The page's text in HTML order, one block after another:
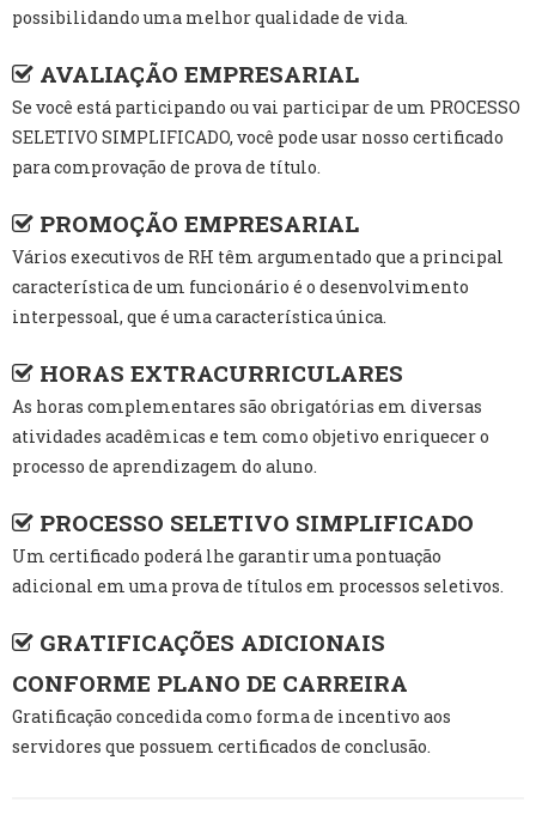
possibilidando uma melhor qualidade de vida.
AVALIAÇÃO EMPRESARIAL
Se você está participando ou vai participar de um PROCESSO
SELETIVO SIMPLIFICADO, você pode usar nosso certificado
para comprovação de prova de título.
PROMOÇÃO EMPRESARIAL
Vários executivos de RH têm argumentado que a principal
característica de um funcionário é o desenvolvimento
interpessoal, que é uma característica única.
HORAS EXTRACURRICULARES
As horas complementares são obrigatórias em diversas
atividades acadêmicas e tem como objetivo enriquecer o
processo de aprendizagem do aluno.
PROCESSO SELETIVO SIMPLIFICADO
Um certificado poderá lhe garantir uma pontuação
adicional em uma prova de títulos em processos seletivos.
GRATIFICAÇÕES ADICIONAIS
CONFORME PLANO DE CARREIRA
Gratificação concedida como forma de incentivo aos
servidores que possuem certificados de conclusão.